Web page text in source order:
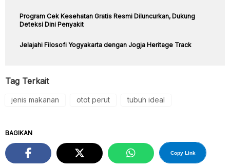
Program Cek Kesehatan Gratis Resmi Diluncurkan, Dukung
Deteksi Dini Penyakit
Jelajahi Filosofi Yogyakarta dengan Jogja Heritage Track
Tag Terkait
jenis makanan otot perut tubuh ideal
BAGIKAN
Copy Link